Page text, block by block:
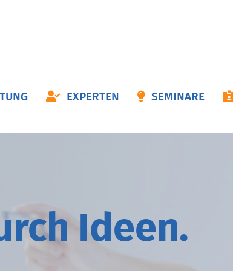
EXPERTEN SEMINARE
I deen.